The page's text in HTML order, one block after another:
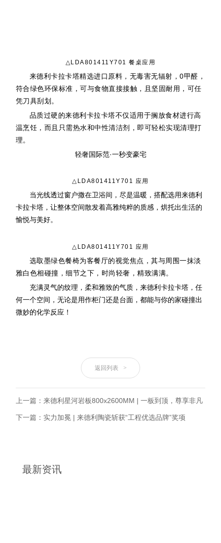
△LDA801411Y701 餐桌应用
来德利卡拉卡塔精选进口原料，无毒害无辐射，0甲醛，
符合绿色环保标准，可与食物直接接触，且坚固耐用，可任
凭刀具刮划。
品质过硬的来德利卡拉卡塔不仅适用于搁放食材进行高
温烹饪，而且只需热水和中性清洁剂，即可轻松实现清理打
理。
轻奢国际范·一秒变豪宅
△LDA801411Y701 应用
当光线透过窗户撒在卫浴间，尽是温暖，搭配选用来德利
卡拉卡塔，让整体空间散发着高雅纯粹的质感，烘托出生活的
愉悦与美好。
△LDA801411Y701 应用
选取墨绿色餐椅为客餐厅的视觉焦点，其与周围一抹淡
雅白色相碰撞，细节之下，时尚轻奢，精致满满。
充满灵气的纹理，柔和雅致的气质，来德利卡拉卡塔，任
何一个空间，无论是用作柜门还是台面，都能与你的家碰撞出
微妙的化学反应！
返回列表 >
上一篇：来德利星河岩板800x2600MM | 一板到顶，尊享非凡
下一篇：实力加冕 | 来德利陶瓷斩获“工程优选品牌”奖项
最新资讯